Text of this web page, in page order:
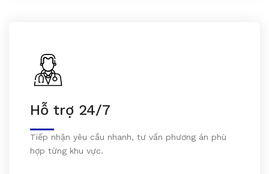
Hỗ trợ 24/7
Tiếp nhận yêu cầu nhanh, tư vấn phương án phù
hợp từng khu vực.